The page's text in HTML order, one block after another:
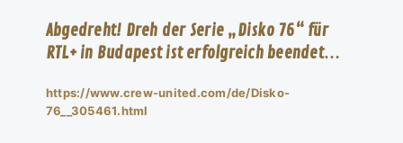
Abgedreht! Dreh der Serie „Disko 76“ für
RTL+ in Budapest ist erfolgreich beendet…
https://www.crew-united.com/de/Disko-
76__305461.html